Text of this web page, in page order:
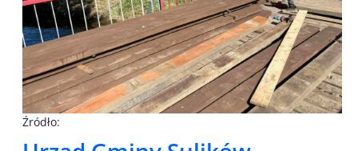
Źródło: